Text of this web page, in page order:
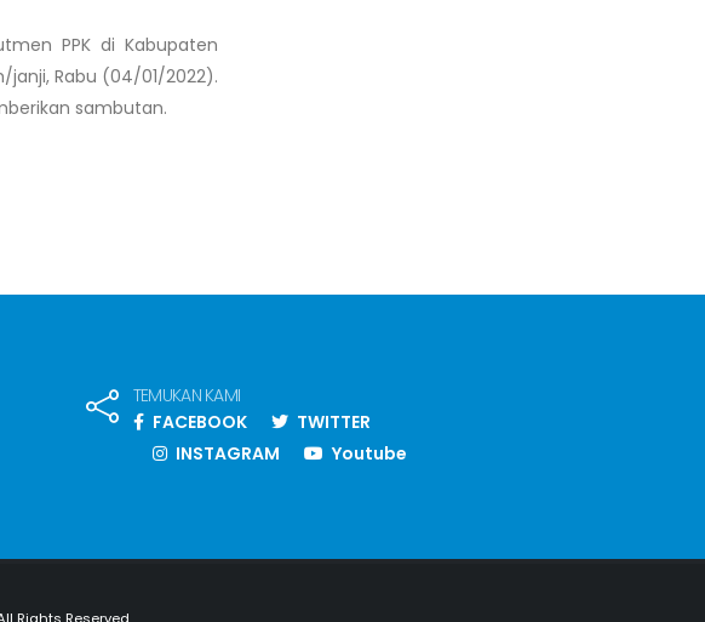
PPK di Kabupaten
Rabu (04/01/2022).
sambutan.
TEMUKAN KAMI
FACEBOOK
TWITTER
INSTAGRAM
Youtube